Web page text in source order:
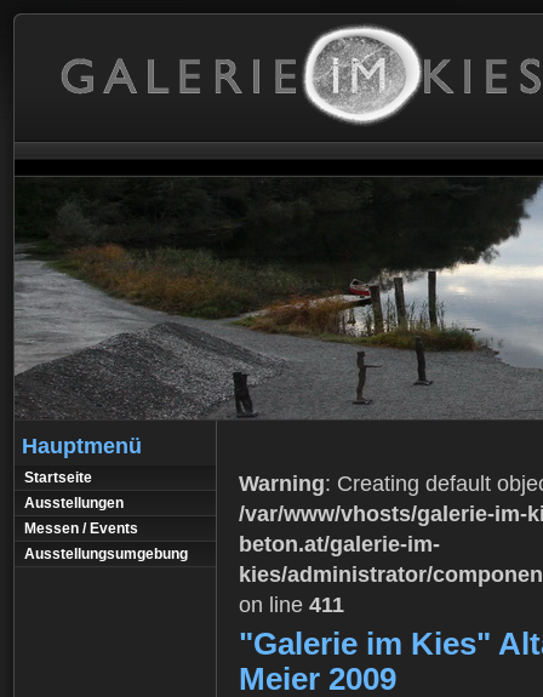
Hauptmenü
Startseite
Ausstellungen
Messen / Events
Ausstellungsumgebung
Warning: Creating default
/var/www/vhosts/galerie-im-
beton.at/galerie-im-
kies/administrator/
on line 411
"Galerie im Kies"
Meier 2009